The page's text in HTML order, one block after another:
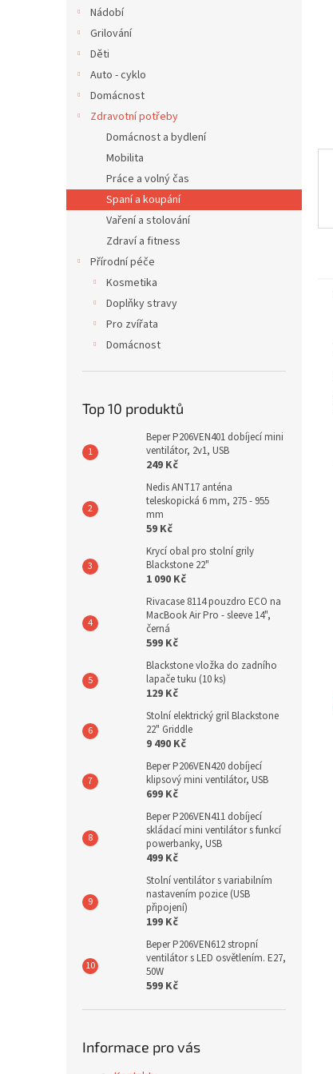
Nádobí
Grilování
Děti
Auto - cyklo
Domácnost
Zdravotní potřeby
Domácnost a bydlení
Mobilita
Práce a volný čas
Spaní a koupání
Vaření a stolování
Zdraví a fitness
Přírodní péče
Kosmetika
Doplňky stravy
Pro zvířata
Domácnost
Top 10 produktů
Beper P206VEN401 dobíjecí mini
ventilátor, 2v1, USB
249 Kč
Nedis ANT17 anténa
teleskopická 6 mm, 275 - 955
mm
59 Kč
Krycí obal pro stolní grily
Blackstone 22"
1 090 Kč
Rivacase 8114 pouzdro ECO na
MacBook Air Pro - sleeve 14",
černá
599 Kč
Blackstone vložka do zadního
lapače tuku (10 ks)
129 Kč
Stolní elektrický gril Blackstone
22" Griddle
9 490 Kč
Beper P206VEN420 dobíjecí
klipsový mini ventilátor, USB
699 Kč
Beper P206VEN411 dobíjecí
skládací mini ventilátor s funkcí
powerbanky, USB
499 Kč
Stolní ventilátor s variabilním
nastavením pozice (USB
připojení)
199 Kč
Beper P206VEN612 stropní
ventilátor s LED osvětlením. E27,
50W
599 Kč
Informace pro vás